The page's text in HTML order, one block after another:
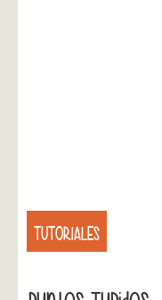
TUTORIALES